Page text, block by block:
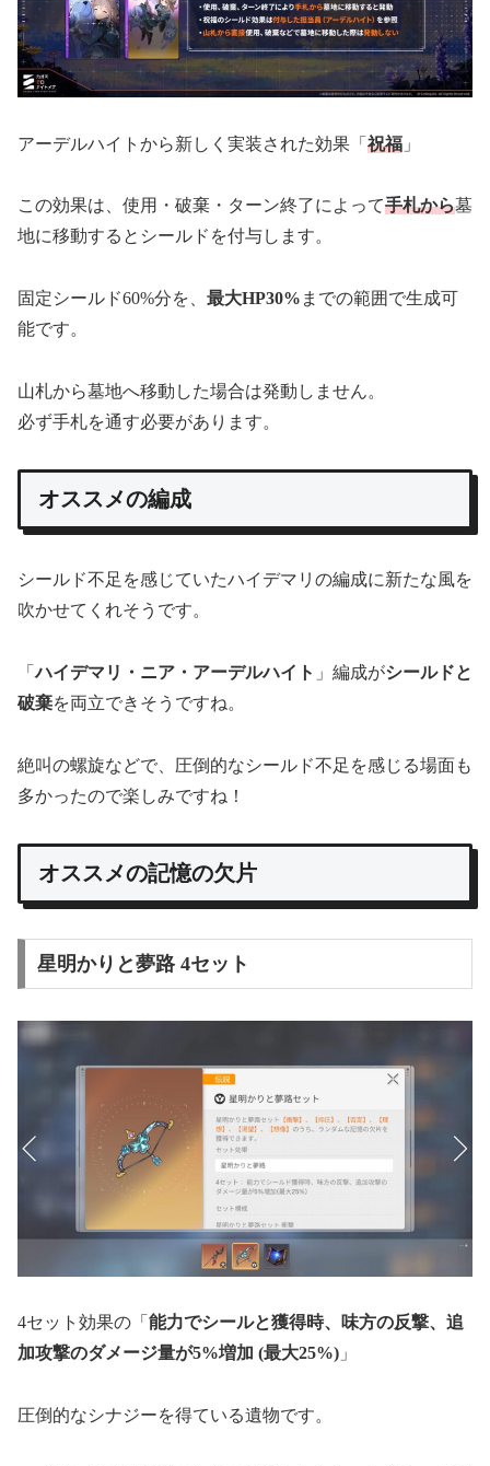
アーデルハイトから新しく実装された効果「 祝福 」
この効果は、使用・破棄・ターン終了によって手札から墓
地に移動するとシールドを付与します。
固定シールド60%分を、 最大HP30% までの範囲で生成可
能です。
山札から墓地へ移動した場合は発動しません。
必ず手札を通す必要があります。
オススメの編成
シールド不足を感じていたハイデマリの編成に新たな風を
吹かせてくれそうです。
「ハイデマリ・ニア・アーデルハイト 」編成がシールドと
破棄を両立できそうですね。
絶叫の螺旋などで、圧倒的なシールド不足を感じる場面も
多かったので楽しみですね！
オススメの記憶の欠片
星明かりと夢路 4セット
4セット効果の「 能力でシールと獲得時、味方の反撃、追
加攻撃のダメージ量が5%増加 (最大25%) 」
圧倒的なシナジーを得ている遺物です。